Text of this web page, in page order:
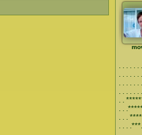
. . . . . .
. . . . .
. . . . .
. . . . .
. .
. .
. . .
. . .